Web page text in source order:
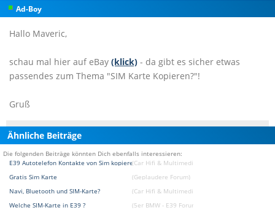
Ad-Boy
Hallo Maveric,
schau mal hier auf eBay (klick) - da gibt es sicher etwas
passendes zum Thema "SIM Karte Kopieren?"!
Gruß
Ähnliche Beiträge
Die folgenden Beiträge könnten Dich ebenfalls interessieren:
E39 Autotelefon Kontakte von Sim kopieren(Car Hifi & Multimedia & Navigation Forum)
Gratis Sim Karte
(Geplaudere Forum)
Navi, Bluetooth und SIM-Karte?
(Car Hifi & Multimedia & Navigation Forum)
Welche SIM-Karte in E39 ?
(5er BMW - E39 Forum)